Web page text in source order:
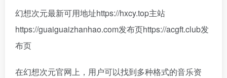
幻想次元最新可用地址https://hxcy.top主站
https://guaiguaizhanhao.com发布页https://acgft.club发
布页
在幻想次元官网上，用户可以找到多种格式的音乐资